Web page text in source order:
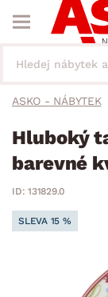
ASKO - NÁBYTEK
Hluboký
barevné
ID: 131829.0
SLEVA 15 %